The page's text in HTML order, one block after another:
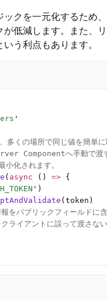
クを一元化するため
低減します。また、
う利点もあります。
'
くの場所で同じ値を簡単に
Componentへ手動で渡す
化されます。
( async () => {
' )
(token)
をパブリックフィールドに含
ライアントに誤って渡さな